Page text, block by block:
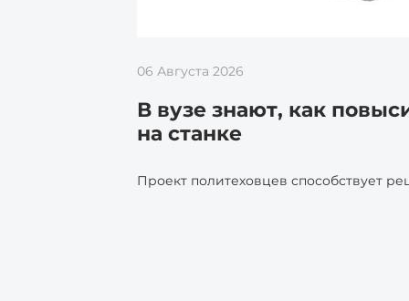
06 Августа 2026
В вузе знают, как
на станке
Проект политеховцев способствует